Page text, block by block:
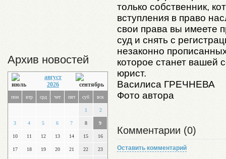
Архив новостей
август
2026
пон втр срд чет пят суб вск
1 2
3 4 5 6 7 8 9
10 11 12 13 14 15 16
17 18 19 20 21 22 23
только собственник,
вступления в право
свои права вы имеете
суд и снять с
незаконно
которое станет вашей
юрист.
Василиса ГРЕЧНЕВА
Фото автора
Комментарии (0)
Оставить комментарий